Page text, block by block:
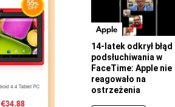
Apple
14-latek odkrył błąd
podsłuchiwania w
FaceTime: Apple nie
reagowało na
ostrzeżenia